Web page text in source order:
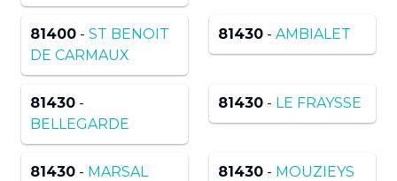
81400 - ST BENOIT
DE CARMAUX
81430 - AMBIALET
81430 -
BELLEGARDE
81430 - LE FRAYSSE
81430 - MARSAL 81430 - MOUZIEYS